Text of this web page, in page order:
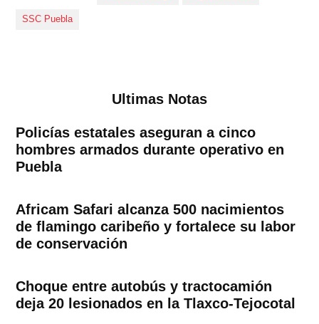
SSC Puebla
Ultimas Notas
Policías estatales aseguran a cinco
hombres armados durante operativo en
Puebla
Africam Safari alcanza 500 nacimientos
de flamingo caribeño y fortalece su labor
de conservación
Choque entre autobús y tractocamión
deja 20 lesionados en la Tlaxco-Tejocotal